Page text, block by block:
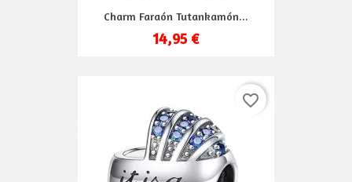
Charm Faraón Tutankamón...
14,95 €
favorite_border